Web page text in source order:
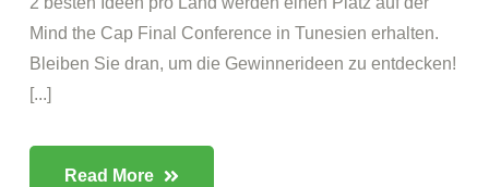
Mind the Cap Final Conference in Tunesien erhalten.
Bleiben Sie dran, um die Gewinnerideen zu entdecken!
[...]
Read More